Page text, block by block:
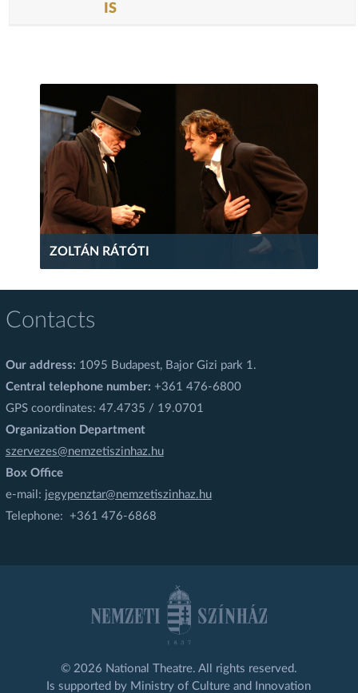
IS
ZOLTÁN RÁTÓTI
Contacts
Our address: 1095 Budapest, Bajor Gizi park 1.
Central telephone number: +361 476-6800
GPS coordinates: 47.4735 / 19.0701
Organization Department
szervezes@nemzetiszinhaz.hu
Box Office
e-mail: jegypenztar@nemzetiszinhaz.hu
Telephone: +361 476-6868
© 2026 National Theatre. All rights reserved.
Is supported by Ministry of Culture and Innovation